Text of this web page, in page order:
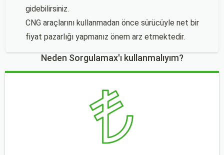
gidebilirsiniz.
CNG araçlarını kullanmadan önce sürücüyle net bir
fiyat pazarlığı yapmanız önem arz etmektedir.
Neden Sorgulamax'ı kullanmalıyım?